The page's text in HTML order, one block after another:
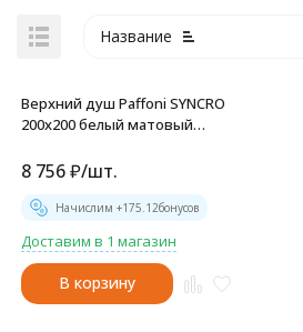
Название
Верхний душ Paffoni SYNCRO
200x200 белый матовый
8 756₽/шт.
Начислим +175.12бонусов
Доставим в 1 магазин
В корзину